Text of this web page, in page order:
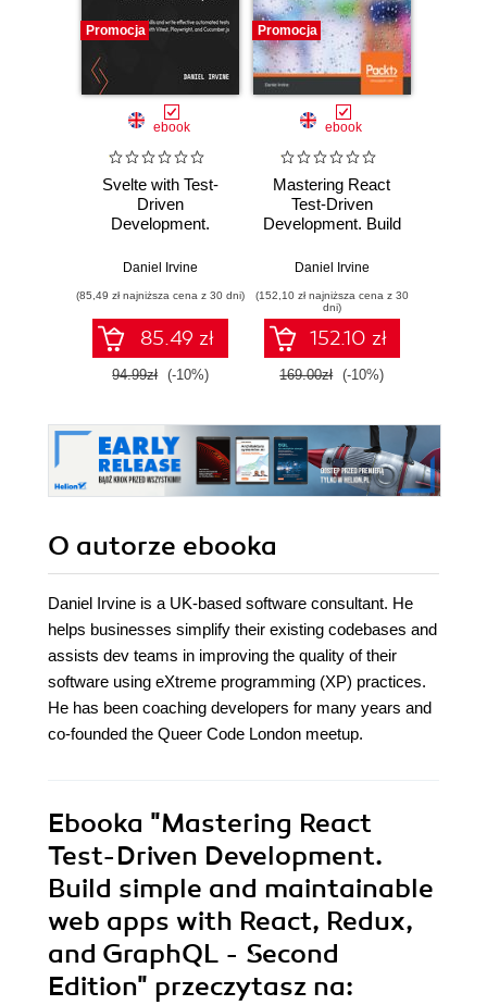
Promocja
ebook
Svelte with Test-
Driven
Development.
skills and write
automated tests
with Vitest,
Playwright, and
Cucumber.js
Daniel Irvine
(85,49 zł najniższa cena z 30 dni)
85.49 zł
94.99zł (-10%)
Promocja
ebook
Mastering React
Test-Driven
Development. Build
tested web apps
and GraphQL
Daniel Irvine
(152,10 zł najniższa cena z 30
dni)
152.10 zł
169.00zł (-10%)
O autorze ebooka
Daniel Irvine is a UK-based software consultant. He
helps businesses simplify their existing codebases and
assists dev teams in improving the quality of their
software using eXtreme programming (XP) practices.
He has been coaching developers for many years and
co-founded the Queer Code London meetup.
Ebooka "Mastering React
Test-Driven Development.
Build simple and maintainable
web apps with React, Redux,
and GraphQL - Second
Edition" przeczytasz na: